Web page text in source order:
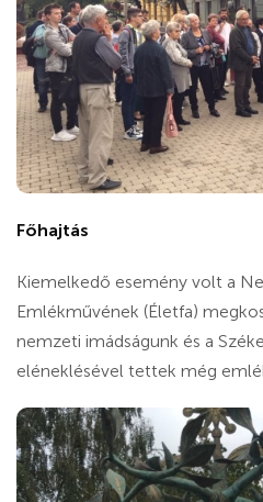
Főhajtás
Kiemelkedő esemény volt a
Emlékművének (Életfa)
nemzeti imádságunk és a
eléneklésével tettek még